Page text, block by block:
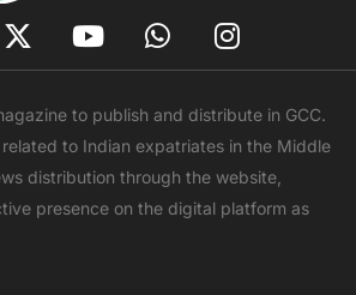
X
-
t
w
i
t
t
e
Y
o
u
t
u
b
e
W
h
a
t
s
a
p
p
I
n
s
t
a
g
r
a
to publish and distribute in GCC.
related to Indian expatriates in the Middle
distribution through the website,
presence on the digital platform as